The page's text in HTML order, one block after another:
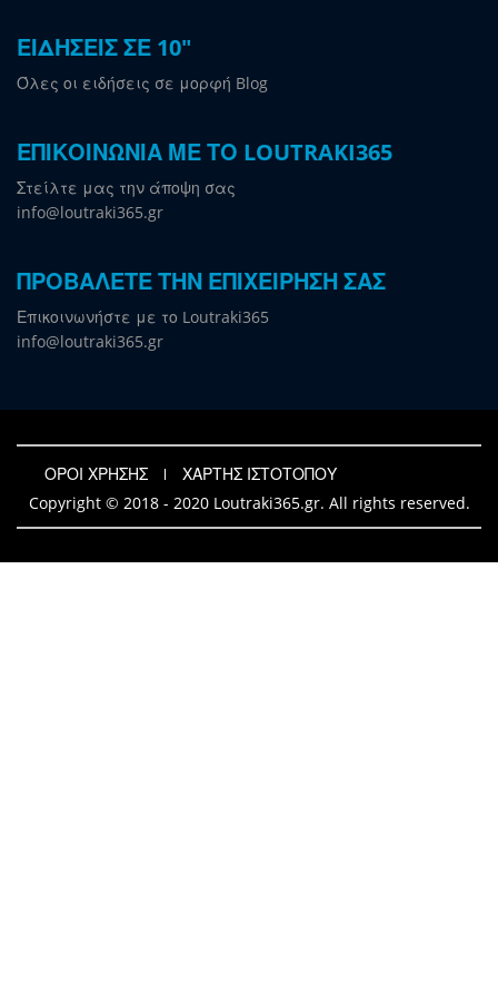
ΕΙΔΗΣΕΙΣ ΣΕ 10"
Όλες οι ειδήσεις σε μορφή Blog
ΕΠΙΚΟΙΝΩΝΙΑ ΜΕ ΤΟ LOUTRAKI365
Στείλτε μας την άποψη σας
info@loutraki365.gr
ΠΡΟΒΑΛΕΤΕ ΤΗΝ ΕΠΙΧΕΙΡΗΣΗ ΣΑΣ
Επικοινωνήστε με το Loutraki365
info@loutraki365.gr
ΟΡΟΙ ΧΡΗΣΗΣ
ΧΑΡΤΗΣ ΙΣΤΟΤΟΠΟΥ
Copyright © 2018 - 2020 Loutraki365.gr. All rights reserved.